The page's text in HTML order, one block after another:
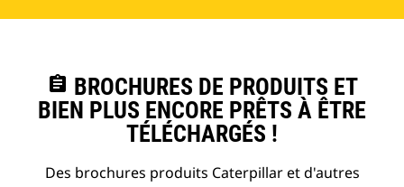
assignment BROCHURES DE PRODUITS ET
BIEN PLUS ENCORE PRÊTS À ÊTRE
TÉLÉCHARGÉS !
Des brochures produits Caterpillar et d'autres